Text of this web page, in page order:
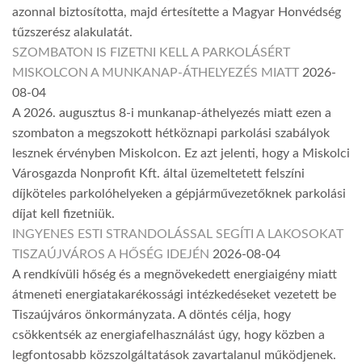
azonnal biztosította, majd értesítette a Magyar Honvédség
tűzszerész alakulatát.
SZOMBATON IS FIZETNI KELL A PARKOLÁSÉRT
MISKOLCON A MUNKANAP-ÁTHELYEZÉS MIATT 2026-
08-04
A 2026. augusztus 8-i munkanap-áthelyezés miatt ezen a
szombaton a megszokott hétköznapi parkolási szabályok
lesznek érvényben Miskolcon. Ez azt jelenti, hogy a Miskolci
Városgazda Nonprofit Kft. által üzemeltetett felszíni
díjköteles parkolóhelyeken a gépjárművezetőknek parkolási
díjat kell fizetniük.
INGYENES ESTI STRANDOLÁSSAL SEGÍTI A LAKOSOKAT
TISZAÚJVÁROS A HŐSÉG IDEJÉN 2026-08-04
A rendkívüli hőség és a megnövekedett energiaigény miatt
átmeneti energiatakarékossági intézkedéseket vezetett be
Tiszaújváros önkormányzata. A döntés célja, hogy
csökkentsék az energiafelhasználást úgy, hogy közben a
legfontosabb közszolgáltatások zavartalanul működjenek.